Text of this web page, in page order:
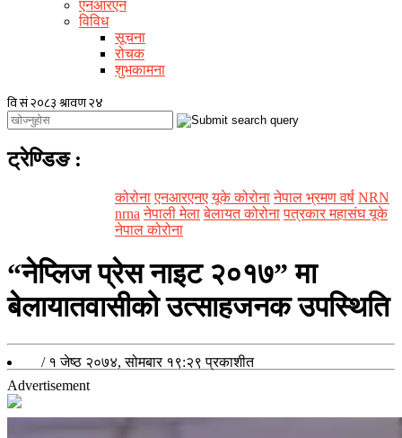
एनआरएन
विविध
सूचना
रोचक
शुभकामना
ट्रेण्डिङ :
कोरोना एनआरएनए यूके कोरोना नेपाल भ्रमण वर्ष NRN
nrna नेपाली मेला बेलायत कोरोना पत्रकार महासंघ यूके
नेपाल कोरोना
“नेप्लिज प्रेस नाइट २०१७” मा
बेलायातवासीको उत्साहजनक उपस्थिति
/ १ जेष्ठ २०७४, सोमबार १९:२९ प्रकाशीत
Advertisement